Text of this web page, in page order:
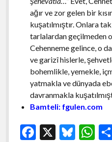
ağır ve zor gelen bir
kuşatılmıştır. Onlara
tarlalardan geçilmeden
Cehenneme gelince, o
ve garizî hislerle,
bohemlikle, yemekle,
yatmakla ve dünyada
davranmakla
Bamteli: fgulen.com
F X Bl W